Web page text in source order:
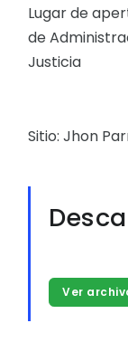
Lugar de
de
Justicia
Sitio: Jhon
Ver